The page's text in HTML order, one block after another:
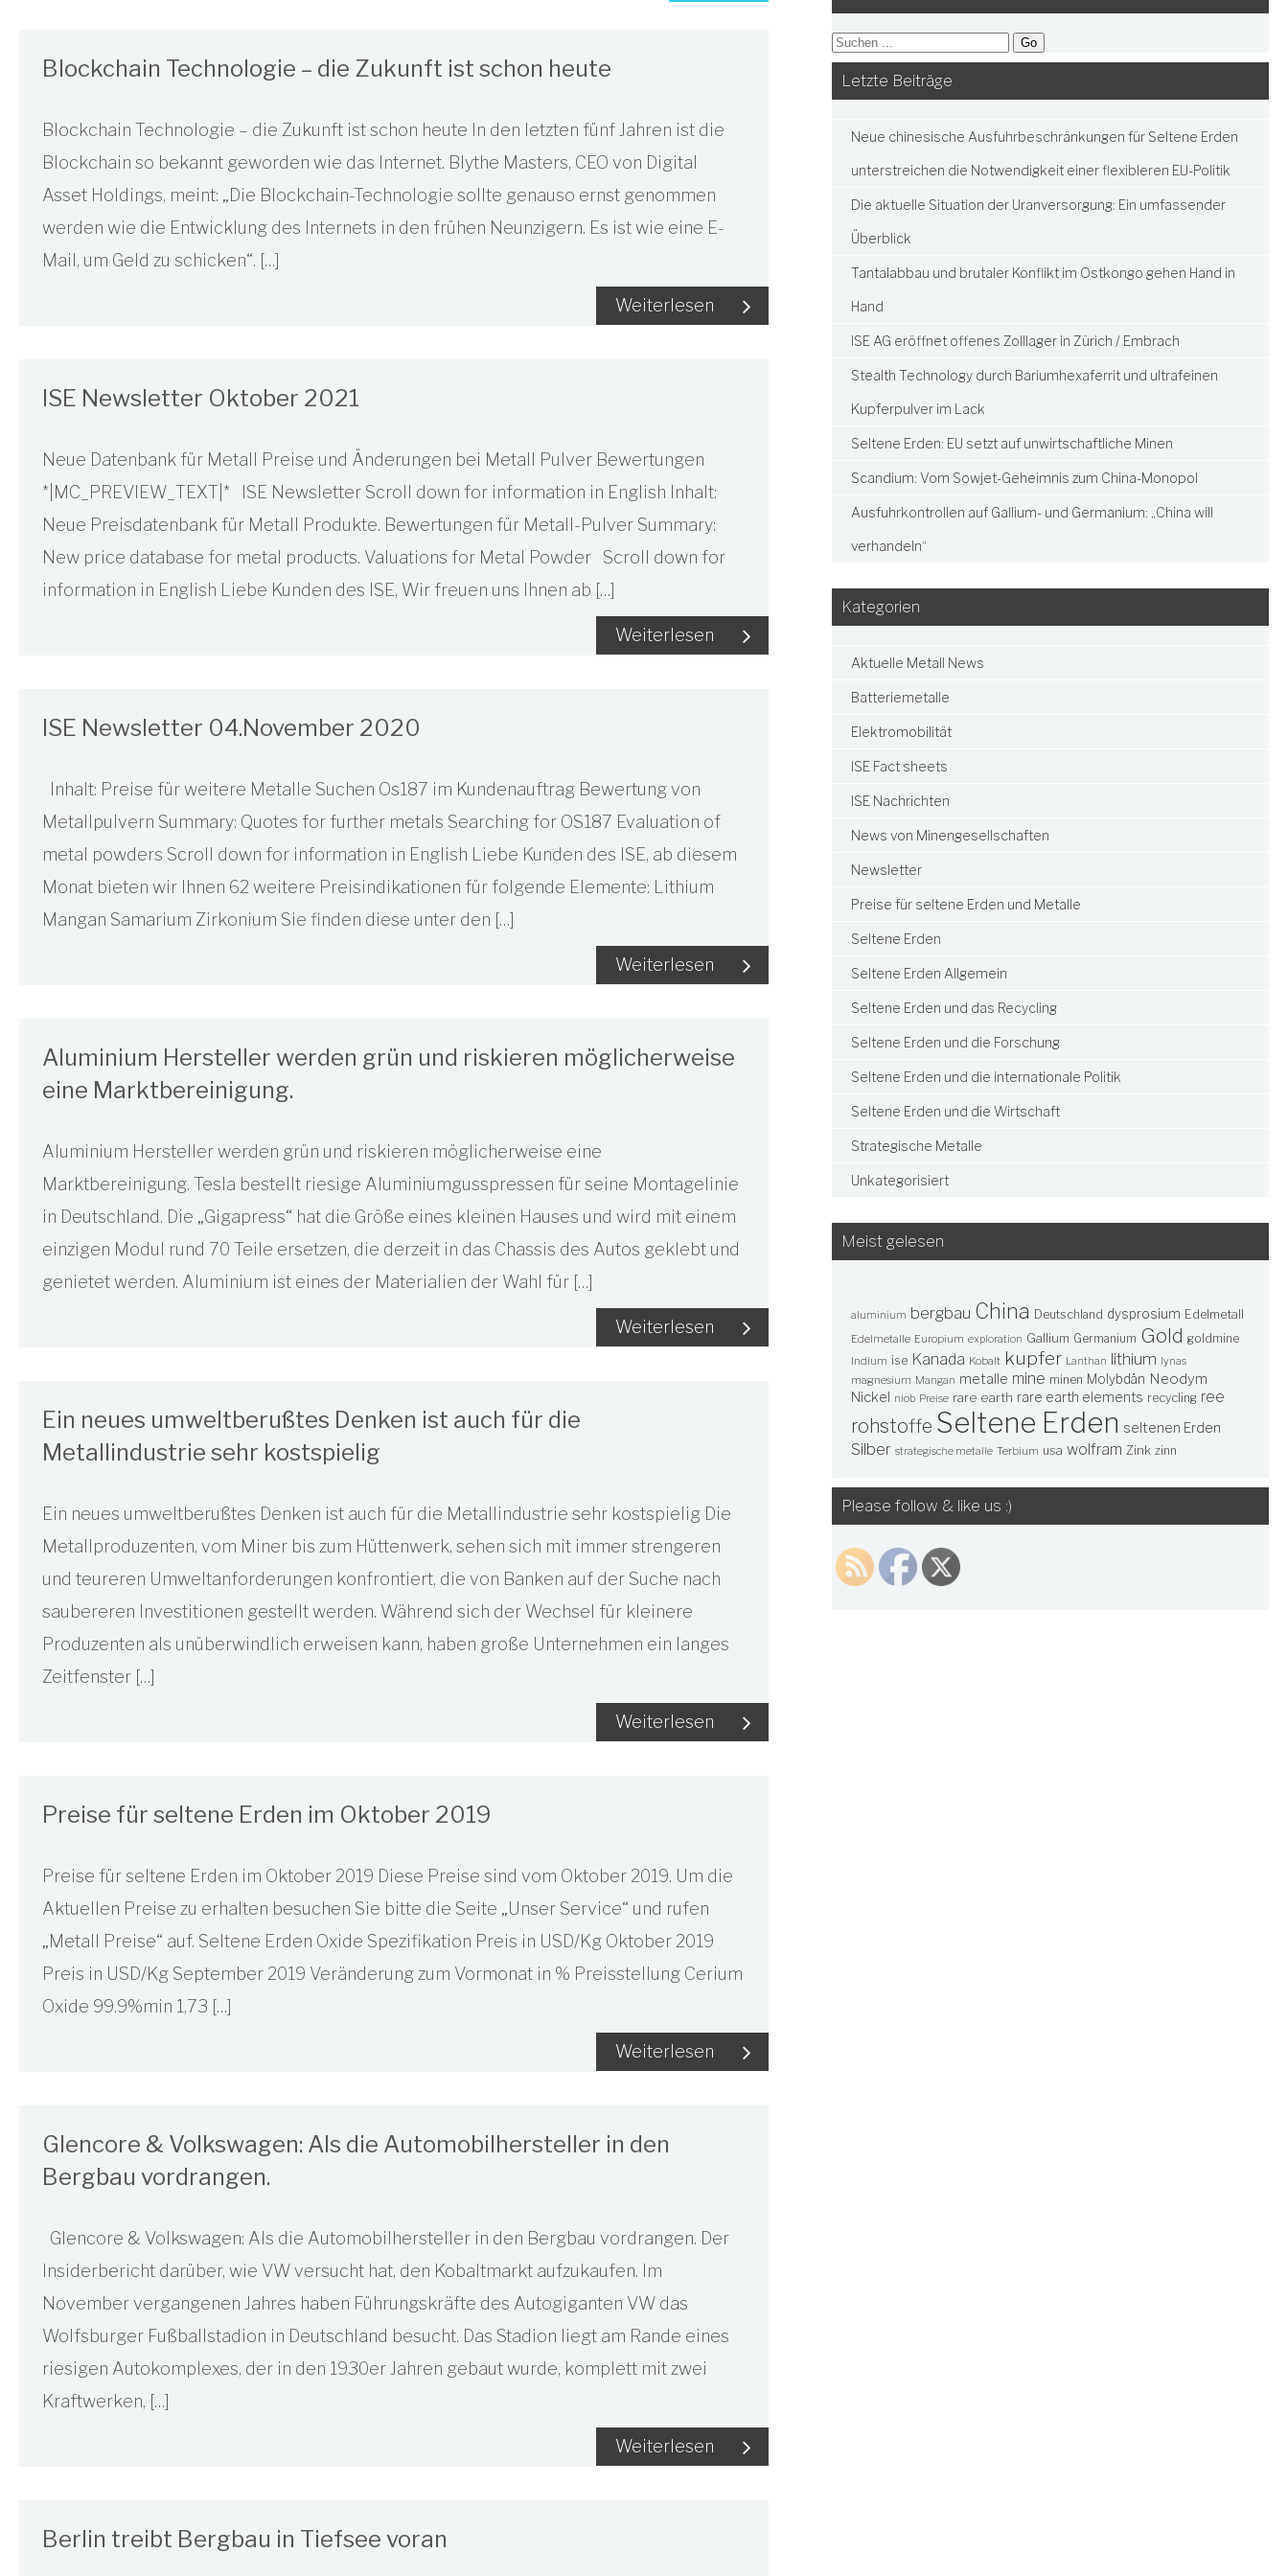
Blockchain Technologie – die Zukunft ist schon heute
Blockchain Technologie – die Zukunft ist schon heute In den letzten fünf Jahren ist die
Blockchain so bekannt geworden wie das Internet. Blythe Masters, CEO von Digital
Asset Holdings, meint: „Die Blockchain-Technologie sollte genauso ernst genommen
werden wie die Entwicklung des Internets in den frühen Neunzigern. Es ist wie eine E-
Mail, um Geld zu schicken“. […]
Weiterlesen
ISE Newsletter Oktober 2021
Neue Datenbank für Metall Preise und Änderungen bei Metall Pulver Bewertungen
*|MC_PREVIEW_TEXT|* ISE Newsletter Scroll down for information in English Inhalt:
Neue Preisdatenbank für Metall Produkte. Bewertungen für Metall-Pulver Summary:
New price database for metal products. Valuations for Metal Powder Scroll down for
information in English Liebe Kunden des ISE, Wir freuen uns Ihnen ab […]
Weiterlesen
ISE Newsletter 04.November 2020
Inhalt: Preise für weitere Metalle Suchen Os187 im Kundenauftrag Bewertung von
Metallpulvern Summary: Quotes for further metals Searching for OS187 Evaluation of
metal powders Scroll down for information in English Liebe Kunden des ISE, ab diesem
Monat bieten wir Ihnen 62 weitere Preisindikationen für folgende Elemente: Lithium
Mangan Samarium Zirkonium Sie finden diese unter den […]
Weiterlesen
Aluminium Hersteller werden grün und riskieren möglicherweise
eine Marktbereinigung.
Aluminium Hersteller werden grün und riskieren möglicherweise eine
Marktbereinigung. Tesla bestellt riesige Aluminiumgusspressen für seine Montagelinie
in Deutschland. Die „Gigapress“ hat die Größe eines kleinen Hauses und wird mit einem
einzigen Modul rund 70 Teile ersetzen, die derzeit in das Chassis des Autos geklebt und
genietet werden. Aluminium ist eines der Materialien der Wahl für […]
Weiterlesen
Ein neues umweltberußtes Denken ist auch für die
Metallindustrie sehr kostspielig
Ein neues umweltberußtes Denken ist auch für die Metallindustrie sehr kostspielig Die
Metallproduzenten, vom Miner bis zum Hüttenwerk, sehen sich mit immer strengeren
und teureren Umweltanforderungen konfrontiert, die von Banken auf der Suche nach
saubereren Investitionen gestellt werden. Während sich der Wechsel für kleinere
Produzenten als unüberwindlich erweisen kann, haben große Unternehmen ein langes
Zeitfenster […]
Weiterlesen
Preise für seltene Erden im Oktober 2019
Preise für seltene Erden im Oktober 2019 Diese Preise sind vom Oktober 2019. Um die
Aktuellen Preise zu erhalten besuchen Sie bitte die Seite „Unser Service“ und rufen
„Metall Preise“ auf. Seltene Erden Oxide Spezifikation Preis in USD/Kg Oktober 2019
Preis in USD/Kg September 2019 Veränderung zum Vormonat in % Preisstellung Cerium
Oxide 99.9%min 1,73 […]
Weiterlesen
Glencore & Volkswagen: Als die Automobilhersteller in den
Bergbau vordrangen.
Glencore & Volkswagen: Als die Automobilhersteller in den Bergbau vordrangen. Der
Insiderbericht darüber, wie VW versucht hat, den Kobaltmarkt aufzukaufen. Im
November vergangenen Jahres haben Führungskräfte des Autogiganten VW das
Wolfsburger Fußballstadion in Deutschland besucht. Das Stadion liegt am Rande eines
riesigen Autokomplexes, der in den 1930er Jahren gebaut wurde, komplett mit zwei
Kraftwerken, […]
Weiterlesen
Berlin treibt Bergbau in Tiefsee voran
Letzte Beiträge
Neue chinesische Ausfuhrbeschränkungen für Seltene Erden
unterstreichen die Notwendigkeit einer flexibleren EU-Politik
Die aktuelle Situation der Uranversorgung: Ein umfassender
Überblick
Tantalabbau und brutaler Konflikt im Ostkongo gehen Hand in
Hand
ISE AG eröffnet offenes Zolllager in Zürich / Embrach
Stealth Technology durch Bariumhexaferrit und ultrafeinen
Kupferpulver im Lack
Seltene Erden: EU setzt auf unwirtschaftliche Minen
Scandium: Vom Sowjet-Geheimnis zum China-Monopol
Ausfuhrkontrollen auf Gallium- und Germanium: „China will
verhandeln“
Kategorien
Aktuelle Metall News
Batteriemetalle
Elektromobilität
ISE Fact sheets
ISE Nachrichten
News von Minengesellschaften
Newsletter
Preise für seltene Erden und Metalle
Seltene Erden
Seltene Erden Allgemein
Seltene Erden und das Recycling
Seltene Erden und die Forschung
Seltene Erden und die internationale Politik
Seltene Erden und die Wirtschaft
Strategische Metalle
Unkategorisiert
Meist gelesen
aluminium bergbau China Deutschland dysprosium Edelmetall
Edelmetalle Europium exploration Gallium Germanium Gold goldmine
Indium ise Kanada Kobalt kupfer Lanthan lithium lynas
magnesium Mangan metalle mine minen Molybdän Neodym
Nickel niob Preise rare earth rare earth elements recycling ree
rohstoffe Seltene Erden seltenen Erden
Silber strategische metalle Terbium usa wolfram Zink zinn
Please follow & like us :)